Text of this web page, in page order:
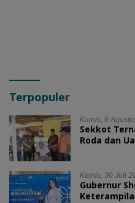
Terpopuler
Kamis, 6
Sekkot
Roda dan
Kamis, 30 Juli
Gubernur